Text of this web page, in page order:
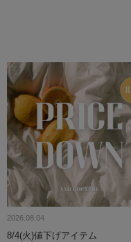
2026.08.04
8/4(火)値下げアイテム